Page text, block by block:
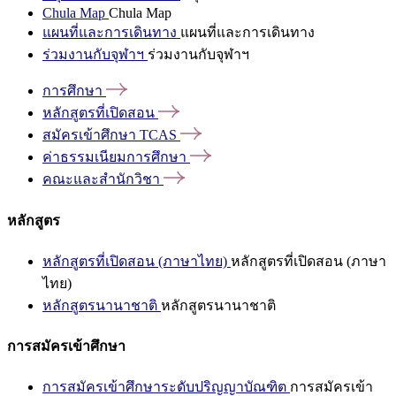
Chula Map Chula Map
แผนที่และการเดินทาง แผนที่และการเดินทาง
ร่วมงานกับจุฬาฯ ร่วมงานกับจุฬาฯ
การศึกษา
หลักสูตรที่เปิดสอน
สมัครเข้าศึกษา TCAS
ค่าธรรมเนียมการศึกษา
คณะและสำนักวิชา
หลักสูตร
หลักสูตรที่เปิดสอน (ภาษาไทย) หลักสูตรที่เปิดสอน (ภาษา
ไทย)
หลักสูตรนานาชาติ หลักสูตรนานาชาติ
การสมัครเข้าศึกษา
การสมัครเข้าศึกษาระดับปริญญาบัณฑิต การสมัครเข้า